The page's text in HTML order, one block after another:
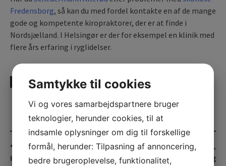
Fredensborg, så kan du med fordel kontakte en af de mange
gode og kompetente kiropraktorer, der er at finde i
Nordsjælland. I Helsingør er der for eksempel en klinik med
flere års erfaring i ryglidelser.
UDGIVET UNDER ERHVERV
Post
navigation
Kiropraktor, kolik
Helsingør
Nakkesmerter,
skuldersmerter, rygtræning
Samtykke til cookies
Vi og vores samarbejdspartnere bruger
teknologier, herunder cookies, til at
indsamle oplysninger om dig til forskellige
formål, herunder: Tilpasning af annoncering,
bedre brugeroplevelse, funktionalitet,